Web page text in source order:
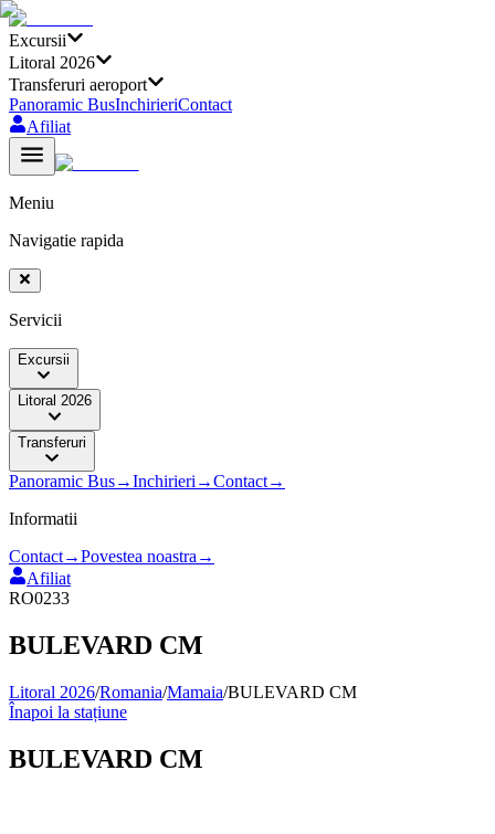
Excursii
Litoral 2026
Transferuri aeroport
Panoramic BusInchirieriContact
Afiliat
Meniu
Navigatie rapida
Servicii
Excursii
Litoral 2026
Transferuri
Panoramic Bus→Inchirieri →Contact→
Informatii
Contact→Povestea noastra →
Afiliat
RO0233
BULEVARD CM
Litoral 2026/Romania/Mamaia/BULEVARD CM
Înapoi la stațiune
BULEVARD CM